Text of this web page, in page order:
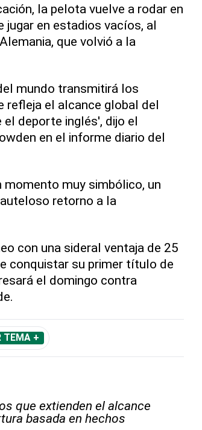
la pelota vuelve a rodar en
jugar en estadios vacíos, al
que volvió a la
mundo transmitirá los
refleja el alcance global del
deporte inglés', dijo el
en el informe diario del
momento muy simbólico, un
retorno a la
con una sideral ventaja de 25
conquistar su primer título de
el domingo contra
TEMA +
que extienden el alcance
basada en hechos